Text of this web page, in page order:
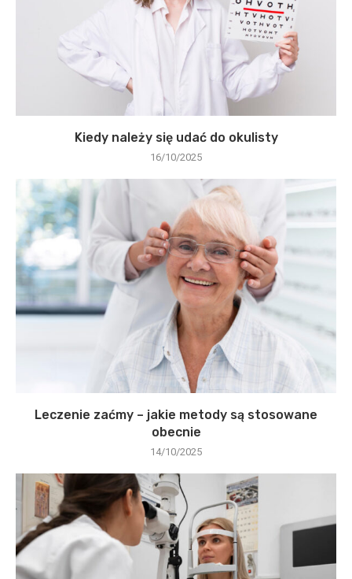
Kiedy należy się udać do okulisty
16/10/2025
Leczenie zaćmy – jakie metody są stosowane
obecnie
14/10/2025